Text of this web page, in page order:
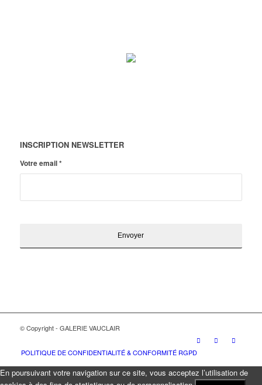
INSCRIPTION NEWSLETTER
Votre email*
© Copyright - GALERIE VAUCLAIR
POLITIQUE DE CONFIDENTIALITÉ & CONFORMITÉ RGPD
En poursuivant votre navigation sur ce site, vous acceptez l’utilisation de